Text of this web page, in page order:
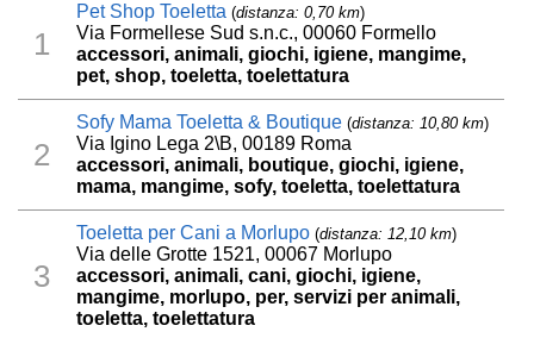
1
Pet Shop Toeletta (distanza: 0,70 km)
Via Formellese Sud s.n.c., 00060 Formello
accessori, animali, giochi, igiene, mangime,
pet, shop, toeletta, toelettatura
2
Sofy Mama Toeletta & Boutique (distanza: 10,80 km)
Via Igino Lega 2\B, 00189 Roma
accessori, animali, boutique, giochi, igiene,
mama, mangime, sofy, toeletta, toelettatura
3
Toeletta per Cani a Morlupo (distanza: 12,10 km)
Via delle Grotte 1521, 00067 Morlupo
accessori, animali, cani, giochi, igiene,
mangime, morlupo, per, servizi per animali,
toeletta, toelettatura